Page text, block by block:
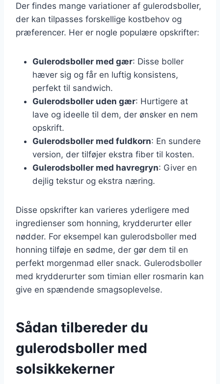
Der findes mange variationer af gulerodsboller,
der kan tilpasses forskellige kostbehov og
præferencer. Her er nogle populære opskrifter:
Gulerodsboller med gær: Disse boller
hæver sig og får en luftig konsistens,
perfekt til sandwich.
Gulerodsboller uden gær: Hurtigere at
lave og ideelle til dem, der ønsker en nem
opskrift.
Gulerodsboller med fuldkorn: En sundere
version, der tilføjer ekstra fiber til kosten.
Gulerodsboller med havregryn: Giver en
dejlig tekstur og ekstra næring.
Disse opskrifter kan varieres yderligere med
ingredienser som honning, krydderurter eller
nødder. For eksempel kan gulerodsboller med
honning tilføje en sødme, der gør dem til en
perfekt morgenmad eller snack. Gulerodsboller
med krydderurter som timian eller rosmarin kan
give en spændende smagsoplevelse.
Sådan tilbereder du
gulerodsboller med
solsikkekerner